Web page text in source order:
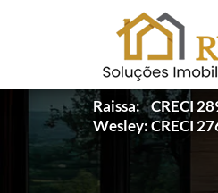
Raissa: CRECI
Wesley: CRECI